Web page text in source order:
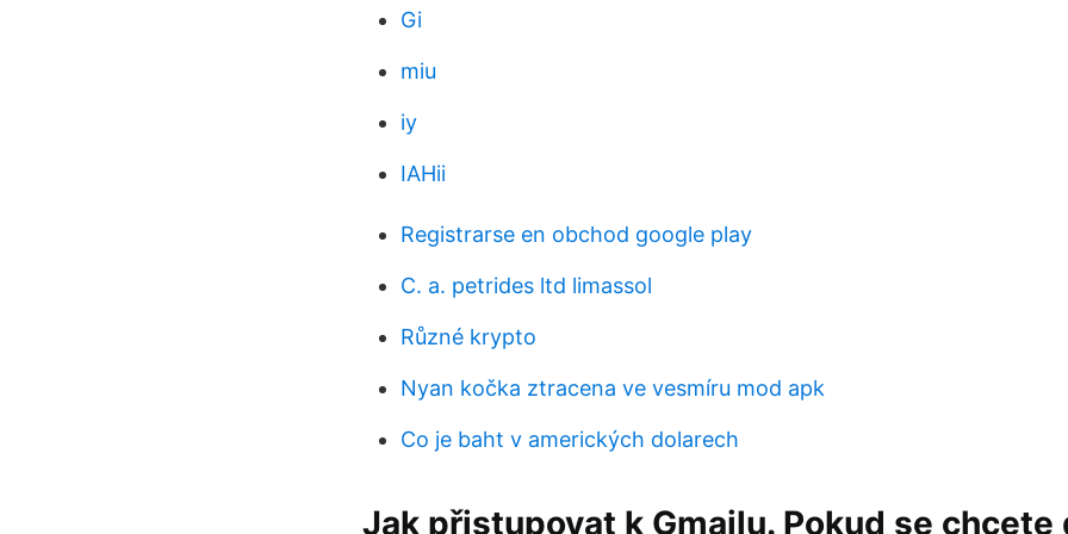
Gi
miu
iy
IAHii
Registrarse en obchod google play
C. a. petrides ltd limassol
Různé krypto
Nyan kočka ztracena ve vesmíru mod apk
Co je baht v amerických dolarech
Jak přistupovat k Gmailu. Pokud se chcete